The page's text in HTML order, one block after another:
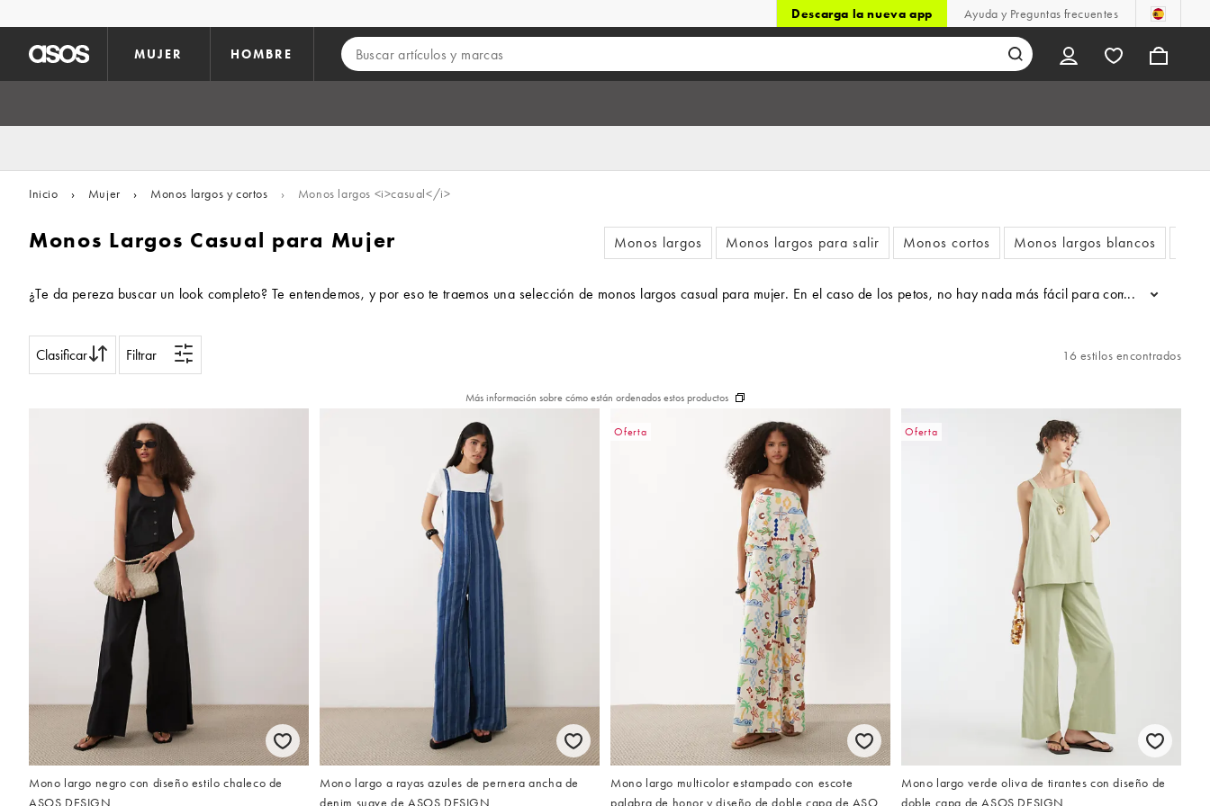
Descarga la nueva app Ayuda y Preguntas frecuentes
MUJER HOMBRE
Inicio › Mujer › Monos largos y cortos › Monos largos <i>casual</i>
Monos Largos Casual para Mujer Monos largos Monos largos para salir Monos cortos Monos largos blancos
¿Te da pereza buscar un look completo? Te entendemos, y por eso te traemos una selección de monos largos casual para mujer. En el caso de los petos, no hay nada más fácil para combinar.
...
Clasificar Filtrar 16 estilos encontrados
Más información sobre cómo están ordenados estos productos
Mono largo negro con diseño estilo chaleco de
ASOS DESIGN
Mono largo a rayas azules de pernera ancha de
denim suave de ASOS DESIGN
Oferta
Mono largo multicolor estampado con escote
palabra de honor y diseño de doble capa de ASOS
Oferta
Mono largo verde oliva de tirantes con diseño de
doble capa de ASOS DESIGN